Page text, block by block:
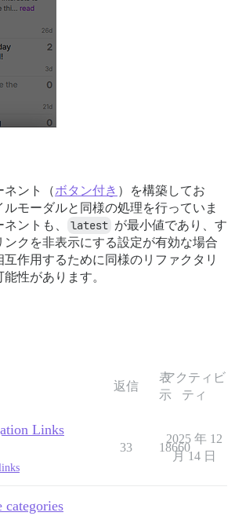
ネント（ボタン付き ）を構築してお
ルモーダルと同様の処理を行っていま
ントも、
latest が最小値であり、す
クを非表示にする設定が有効な場合
作用するために同様のリファクタリ
性があります。
返信
表
示
アクティビ
ティ
Links
33 18660
2025 年 12
月 14 日
categories